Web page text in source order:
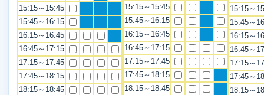
15:15～15:45
15:45～16:15
16:15～16:45
16:45～17:15
17:15～17:45
17:45～18:15
18:15～18:45
15:15～15:45
15:45～16:15
16:15～16:45
16:45～17:15
17:15～17:45
17:45～18:15
18:15～18:45
15:15～
15:45～
16:15～
16:45～
17:15～
17:45～
18:15～